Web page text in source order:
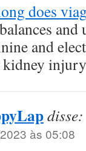
does
and
and
kidney
disse:
às 05:08